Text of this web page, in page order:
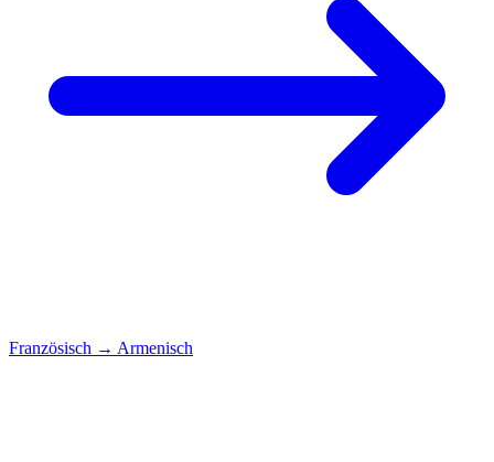
Französisch → Armenisch